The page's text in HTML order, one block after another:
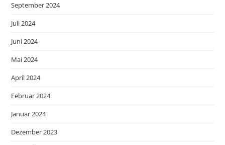
September 2024
Juli 2024
Juni 2024
Mai 2024
April 2024
Februar 2024
Januar 2024
Dezember 2023